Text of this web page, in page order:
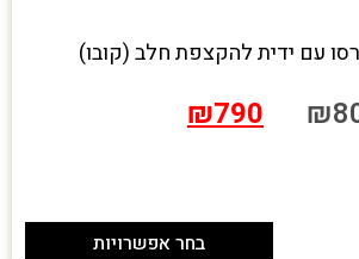
עם ידית להקצפת חלב (קובו)
₪
₪790
בחר אפשרויות